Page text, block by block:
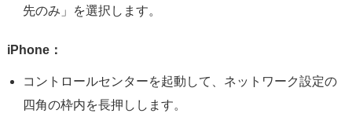
先のみ」を選択します。
iPhone：
コントロールセンターを起動して、ネットワーク設定の
四角の枠内を長押しします。